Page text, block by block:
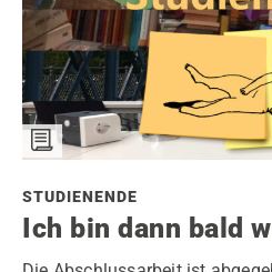
STUDIENENDE
Ich bin dann bald